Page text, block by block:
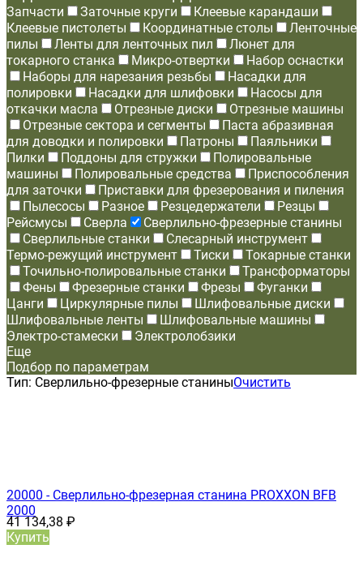
Запчасти
Заточные круги
Клеевые карандаши
Клеевые пистолеты
Координатные столы
Ленточные
пилы
Ленты для ленточных пил
Люнет для
токарного станка
Микро-отвертки
Набор оснастки
Наборы для нарезания резьбы
Насадки для
полировки
Насадки для шлифовки
Насосы для
откачки масла
Отрезные диски
Отрезные машины
Отрезные сектора и сегменты
Паста абразивная
для доводки и полировки
Патроны
Паяльники
Пилки
Поддоны для стружки
Полировальные
машины
Полировальные средства
Приспособления
для заточки
Приставки для фрезерования и пиления
Пылесосы
Разное Резцедержатели
Резцы
Рейсмусы
Сверла
Сверлильно-фрезерные станины
Сверлильные станки
Слесарный инструмент
Термо-режущий инструмент
Тиски
Токарные станки
Точильно-полировальные станки
Трансформаторы
Фены
Фрезерные станки Фрезы
Фуганки
Цанги
Циркулярные пилы
Шлифовальные диски
Шлифовальные ленты
Шлифовальные машины
Электро-стамески
Электролобзики
Еще
Подбор по параметрам
Тип: Сверлильно-фрезерные станиныОчистить
20000 - Сверлильно-фрезерная станина PROXXON BFB
2000
41 134,38 ₽
Купить